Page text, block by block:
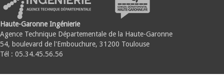
Haute-Garonne Ingénierie
Agence Technique Départementale de la Haute-Garonne
54, boulevard de l'Embouchure, 31200 Toulouse
Tél : 05.34.45.56.56